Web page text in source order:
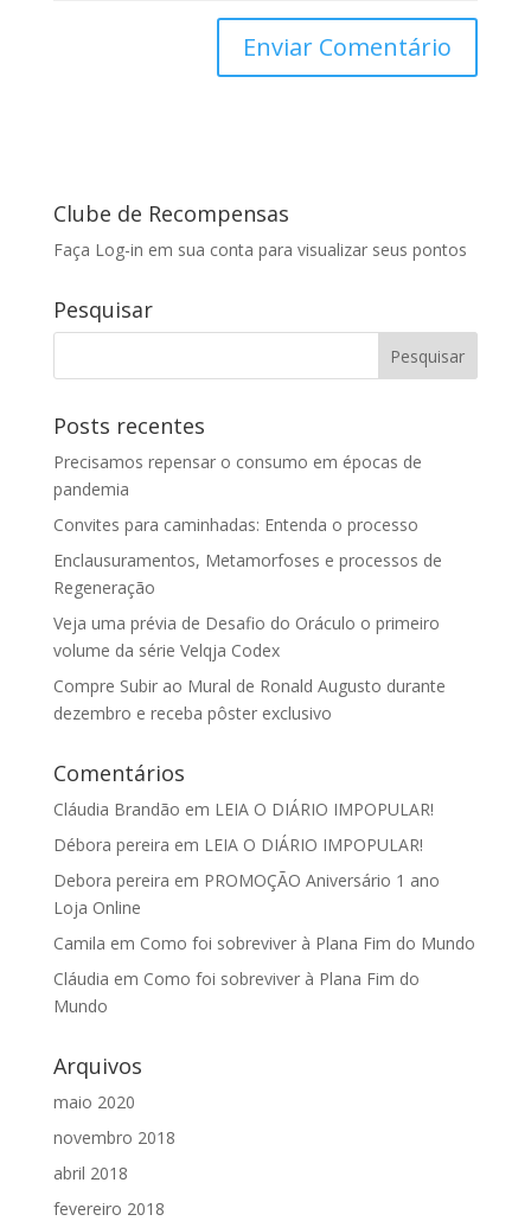
Clube de Recompensas
Faça Log-in em sua conta para visualizar seus pontos
Pesquisar
Posts recentes
Precisamos repensar o consumo em épocas de
pandemia
Convites para caminhadas: Entenda o processo
Enclausuramentos, Metamorfoses e processos de
Regeneração
Veja uma prévia de Desafio do Oráculo o primeiro
volume da série Velqja Codex
Compre Subir ao Mural de Ronald Augusto durante
dezembro e receba pôster exclusivo
Comentários
Cláudia Brandão em LEIA O DIÁRIO IMPOPULAR!
Débora pereira em LEIA O DIÁRIO IMPOPULAR!
Debora pereira em PROMOÇÃO Aniversário 1 ano
Loja Online
Camila em Como foi sobreviver à Plana Fim do Mundo
Cláudia em Como foi sobreviver à Plana Fim do
Mundo
Arquivos
maio 2020
novembro 2018
abril 2018
fevereiro 2018